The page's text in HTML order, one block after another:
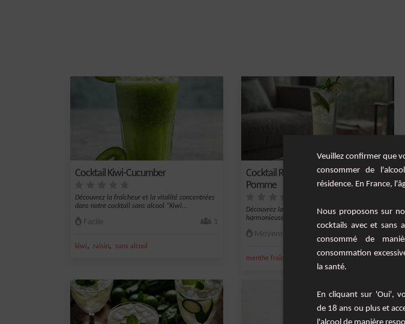
Cocktail Kiwi-Cucumber
Découvrez la fraîcheur et la vitalité concentrées
dans notre cocktail sans alcool "Kiwi...
Facile 1
kiwi, raisin, sans alcool
Cocktail Rafraîchissant au Rhum et
Pomme
Découvrez la magie d'un cocktail aux saveurs
harmonieuses, combinant le rhum blanc, le...
Moyenne
menthe fraîche , ,
Veuillez confirmer que
consommer de
résidence. En France,
Nous proposons sur
cocktails avec et sans
consommé de
consommation
la santé.
En cliquant sur 'Oui',
de 18 ans ou plus et
l'alcool de manière